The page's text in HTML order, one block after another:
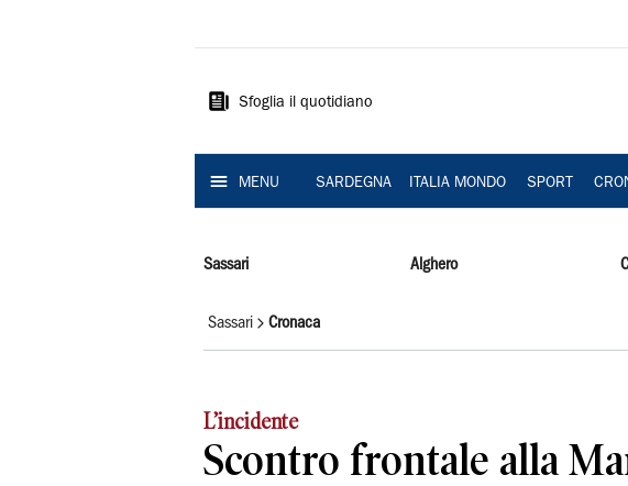
Sardegna
Sfoglia il quotidiano
MENU SARDEGNA ITALIA MONDO SPORT
Sassari Alghero
Sassari Cronaca
L’incidente
Scontro frontale alla